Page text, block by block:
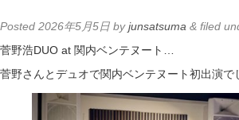
Contact
YouTube
Posted 2026年5月5日 byjunsatsuma & filed
菅野浩DUO at 関内ベンテヌート…
菅野さんとデュオで関内ベンテヌート初出演で